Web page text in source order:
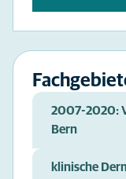
2007-2020:
Bern
klinische